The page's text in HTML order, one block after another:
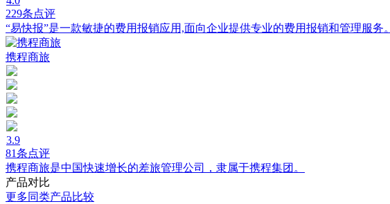
229条点评
“易快报”是一款敏捷的费用报销应用,面向企业提供专业的费用报销和管理服务。
携程商旅
3.9
81条点评
携程商旅是中国快速增长的差旅管理公司，隶属于携程集团。
产品对比
更多同类产品比较